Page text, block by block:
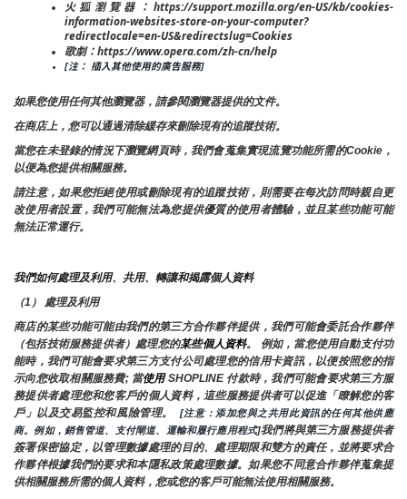
火狐瀏覽器：https://support.mozilla.org/en-US/kb/cookies-
information-websites-store-on-your-computer?
redirectlocale=en-US&redirectslug=Cookies
歌劇：https://www.opera.com/zh-cn/help
[注： 插入其他使用的廣告服務]
如果您使用任何其他瀏覽器，請參閱瀏覽器提供的文件。
在商店上，您可以通過清除緩存來刪除現有的追蹤技術。
當您在未登錄的情況下瀏覽網頁時，我們會蒐集實現流覽功能所需的Cookie，
以便為您提供相關服務。
請注意，如果您拒絕使用或刪除現有的追蹤技術，則需要在每次訪問時親自更
改使用者設置，我們可能無法為您提供優質的使用者體驗，並且某些功能可能
無法正常運行。
我們如何處理及利用、共用、轉讓和揭露個人資料
（1） 處理及利用
商店的某些功能可能由我們的第三方合作夥伴提供，我們可能會委託合作夥伴
（包括技術服務提供者）處理您的某些個人資料。 例如，當您使用自動支付功
能時，我們可能會要求第三方支付公司處理您的信用卡資訊，以便按照您的指
示向您收取相關服務費; 當使用 SHOPLINE 付款時，我們可能會要求第三方服
務提供者處理您和您客戶的個人資料，這些服務提供者可以促進「瞭解您的客
戶」以及交易監控和風險管理。
[注意：添加您與之共用此資訊的任何其他供應
商。例如，銷售管道、支付閘道、運輸和履行應用程式]我們將與第三方服務提供者
簽署保密協定，以管理數據處理的目的、處理期限和雙方的責任，並將要求合
作夥伴根據我們的要求和本隱私政策處理數據。如果您不同意合作夥伴蒐集提
供相關服務所需的個人資料，您或您的客戶可能無法使用相關服務。